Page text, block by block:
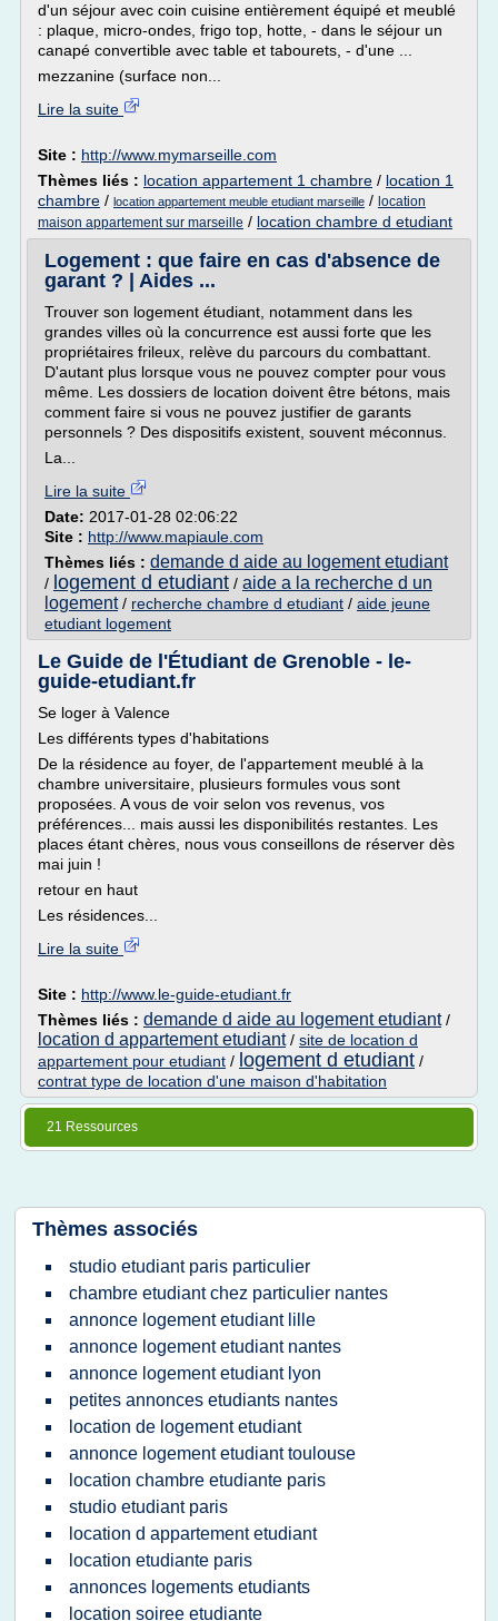
d'un séjour avec coin cuisine entièrement équipé et meublé
: plaque, micro-ondes, frigo top, hotte, - dans le séjour un
canapé convertible avec table et tabourets, - d'une ...
mezzanine (surface non...
Lire la suite
Site : http://www.mymarseille.com
Thèmes liés : location appartement 1 chambre / location 1
chambre / location appartement meuble etudiant marseille / location
maison appartement sur marseille / location chambre d etudiant
Logement : que faire en cas d'absence de
garant ? | Aides ...
Trouver son logement étudiant, notamment dans les
grandes villes où la concurrence est aussi forte que les
propriétaires frileux, relève du parcours du combattant.
D'autant plus lorsque vous ne pouvez compter pour vous
même. Les dossiers de location doivent être bétons, mais
comment faire si vous ne pouvez justifier de garants
personnels ? Des dispositifs existent, souvent méconnus.
La...
Lire la suite
Date: 2017-01-28 02:06:22
Site : http://www.mapiaule.com
Thèmes liés : demande d aide au logement etudiant
/ logement d etudiant / aide a la recherche d un
logement/ recherche chambre d etudiant / aide jeune
etudiant logement
Le Guide de l'Étudiant de Grenoble - le-
guide-etudiant.fr
Se loger à Valence
Les différents types d'habitations
De la résidence au foyer, de l'appartement meublé à la
chambre universitaire, plusieurs formules vous sont
proposées. A vous de voir selon vos revenus, vos
préférences... mais aussi les disponibilités restantes. Les
places étant chères, nous vous conseillons de réserver dès
mai juin !
retour en haut
Les résidences...
Lire la suite
Site : http://www.le-guide-etudiant.fr
Thèmes liés : demande d aide au logement etudiant/
location d appartement etudiant/ site de location d
appartement pour etudiant / logement d etudiant /
contrat type de location d'une maison d'habitation
21 Ressources
Thèmes associés
studio etudiant paris particulier
chambre etudiant chez particulier nantes
annonce logement etudiant lille
annonce logement etudiant nantes
annonce logement etudiant lyon
petites annonces etudiants nantes
location de logement etudiant
annonce logement etudiant toulouse
location chambre etudiante paris
studio etudiant paris
location d appartement etudiant
location etudiante paris
annonces logements etudiants
location soiree etudiante